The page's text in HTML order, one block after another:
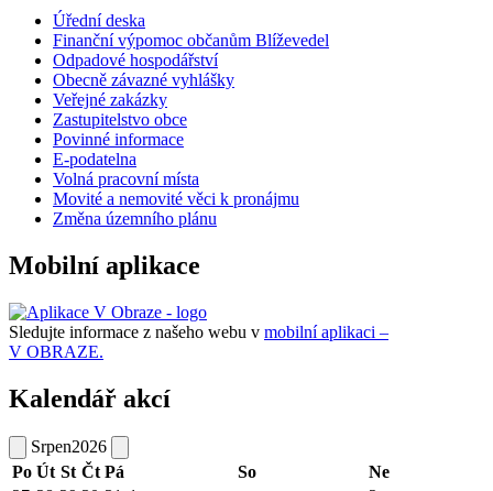
Úřední deska
Finanční výpomoc občanům Blíževedel
Odpadové hospodářství
Obecně závazné vyhlášky
Veřejné zakázky
Zastupitelstvo obce
Povinné informace
E-podatelna
Volná pracovní místa
Movité a nemovité věci k pronájmu
Změna územního plánu
Mobilní aplikace
Sledujte informace z našeho webu v mobilní aplikaci –
V OBRAZE.
Kalendář akcí
Srpen2026
Po Út St Čt Pá So
Ne